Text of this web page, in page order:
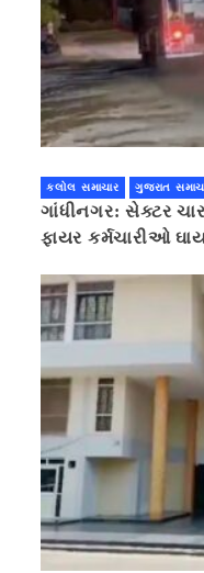
કલોલ સમાચાર ગુજરાત
ગાંધીનગર: સેક્ટર
ફાયર કર્મચારીઓ